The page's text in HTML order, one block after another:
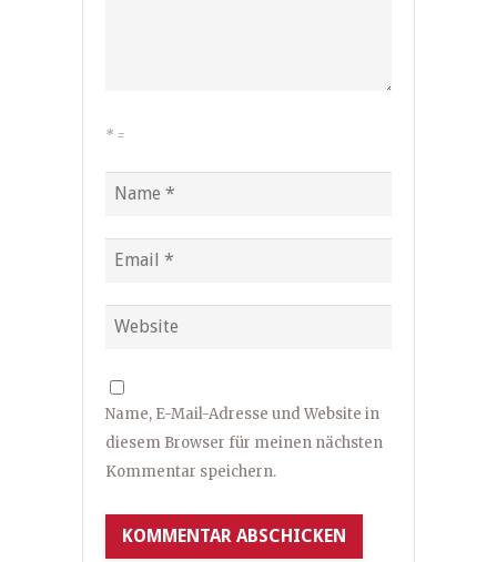
* =
Name, E-Mail-Adresse und Website in
diesem Browser für meinen nächsten
Kommentar speichern.